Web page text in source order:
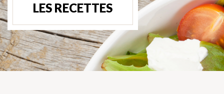
LES RECETTES